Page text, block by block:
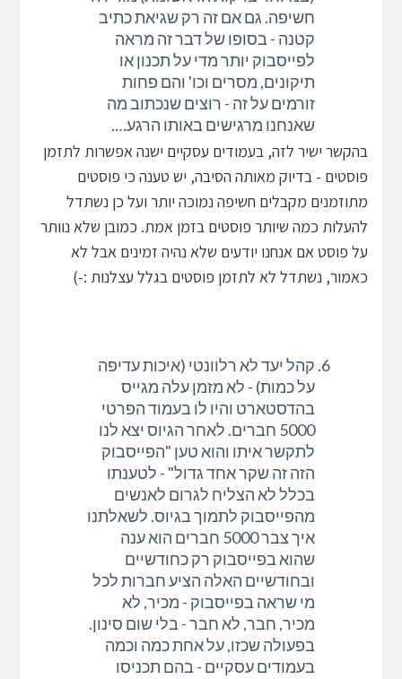
חשיפה. גם אם זה רק שגיאת כתיב
קטנה - בסופו של דבר זה מראה
לפייסבוק יותר מדי על תכנון או
תיקונים, מסרים וכו' והם פחות
זורמים על זה - רוצים שנכתוב מה
שאנחנו מרגישים באותו הרגע….
בהקשר ישיר לזה, בעמודים עסקיים ישנה אפשרות לתזמן
פוסטים - בדיוק מאותה הסיבה, יש טענה כי פוסטים
מתוזמנים מקבלים חשיפה נמוכה יותר ועל כן נשתדל
להעלות כמה שיותר פוסטים בזמן אמת. כמובן שלא נוותר
על פוסט אם אנחנו יודעים שלא נהיה זמינים אבל לא
כאמור, נשתדל לא לתזמן פוסטים בגלל עצלנות :-)
קהל יעד לא רלוונטי (איכות עדיפה
על כמות) - לא מזמן עלה מגייס
בהדסטארט והיו לו בעמוד הפרטי
5000 חברים. לאחר הגיוס יצא לנו
לתקשר איתו והוא טען "הפייסבוק
הזה זה שקר אחד גדול" - לטענתו
בכלל לא הצליח לגרום לאנשים
מהפייסבוק לתמוך בגיוס. לשאלתנו
איך צבר 5000 חברים הוא ענה
שהוא בפייסבוק רק כחודשיים
ובחודשיים האלה הציע חברות לכל
מי שראה בפייסבוק - מכיר, לא
מכיר, חבר, לא חבר - בלי שום סינון.
בפעולה שכזו, על אחת כמה וכמה
בעמודים עסקיים - בהם תכניסו